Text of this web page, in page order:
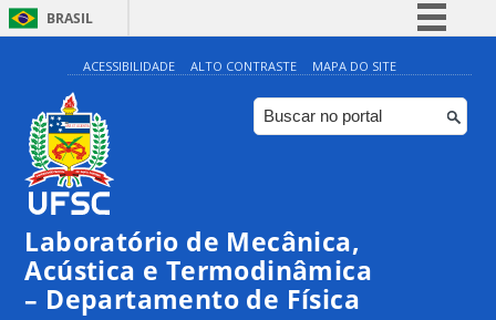
BRASIL
Simplifique!
Comunica BR
Participe
Canais
ACESSIBILIDADE ALTO CONTRASTE MAPA DO SITE
Laboratório de Mecânica,
Acústica e Termodinâmica
– Departamento de Física